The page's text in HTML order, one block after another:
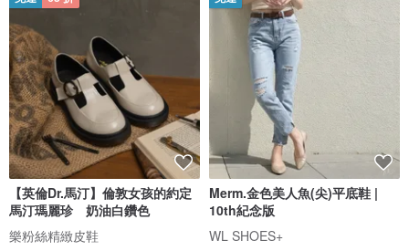
【英倫Dr.馬汀】倫敦女孩的約定
馬汀瑪麗珍 奶油白鑽色
樂粉絲精緻皮鞋
Merm.金色美人魚(尖)平底鞋 |
10th紀念版
WL SHOES+